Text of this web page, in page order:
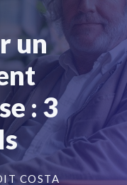
un
: 3
COSTA